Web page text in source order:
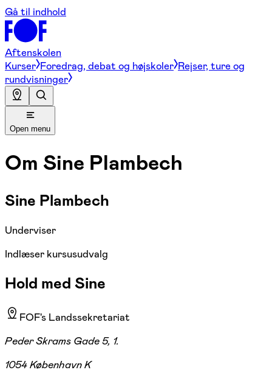
Gå til indhold
Aftenskolen
Kurser Foredrag, debat og højskoler Rejser, ture og
rundvisninger
Open menu
Om Sine Plambech
Sine Plambech
Underviser
Indlæser kursusudvalg
Hold med Sine
FOF's Landssekretariat
Peder Skrams Gade 5, 1.
1054 København K